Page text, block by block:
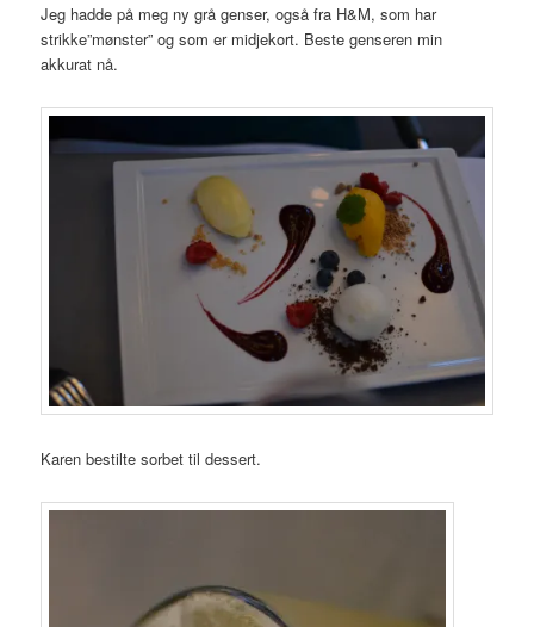
Jeg hadde på meg ny grå genser, også fra H&M, som har
strikke”mønster” og som er midjekort. Beste genseren min
akkurat nå.
Karen bestilte sorbet til dessert.